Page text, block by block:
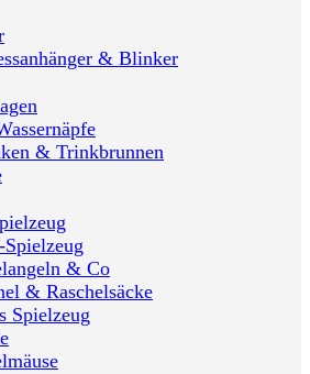
& Blinker
& Trinkbrunnen
& Co
& Raschelsäcke
Spielzeug